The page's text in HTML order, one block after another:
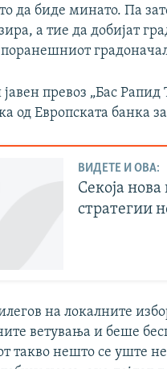
да биде минато. Па
а тие да добијат
поранешниот
превоз „Бас
од Европската банка
ВИДЕТЕ И ОВА:
Секоја нова
стратегии
на локалните
ветувања и беше
такво нешто се уште